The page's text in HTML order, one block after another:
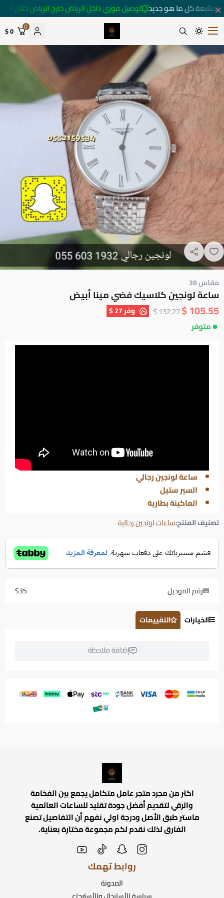
لمتابعة كل ما هو جديد توصيل فوري داخل الرياض خارج الرياض خلال 3 أيام 🚚
متجر ساعات رومانس
0
0 $
مقاس 38
ساعة لونجين كلاسيك فضي مينا أبيض
105.55 $
132.27 $ وفر27 $
متوفر
ساعة لونجين رجالي
السير ستيل
الماكينة بطارية
تصنيف المنتج:ساعات لونجين رجالية
رقم الموديل S35
الخيارات التقييمات
إضافة ملاحظة
اكثر من مجرد متجر عامل متكامل يجمع بين الفخامة
والرقي لتقديم أفضل جودة تقليد للساعات العالمية
ماستر طبق الأصل ودرجة اولي نفهم أن التفاصيل تصنع
الفارق لذلك نقدم لكم مجموعة مختارة بعناية.
روابط تهمك
المدونة